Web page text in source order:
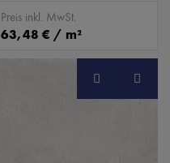
Preis inkl. MwSt.
63,48 € / m²